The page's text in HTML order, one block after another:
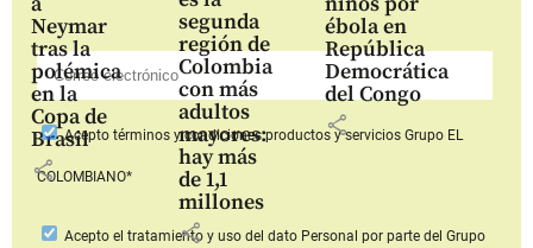
Neymar
tras la
polémica
en la
Copa de
Brasil
share
segunda
región de
Colombia
con más
adultos
mayores:
hay más
de 1,1
millones
share
ébola en
República
Democrática
del Congo
share
Aceptotérminos y condiciones productos y serviciosGrupo EL
COLOMBIANO*
Acepto el tratamiento y uso del dato Personal por parte del Grupo